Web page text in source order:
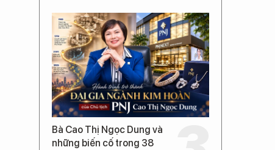
Bà Cao Thị Ngọc Dung và
những biến cố trong 38